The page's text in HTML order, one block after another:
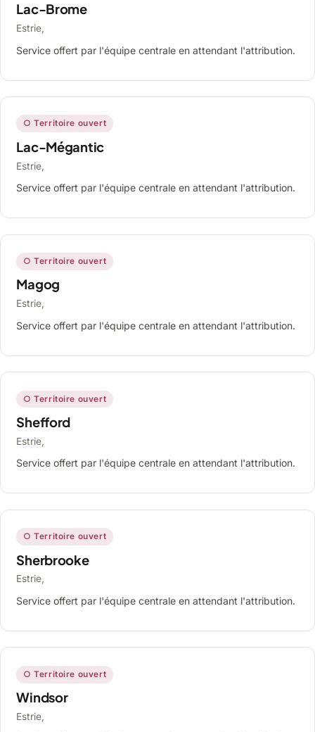
Lac-Brome
Estrie,
Service offert par l'équipe centrale en attendant l'attribution.
○ Territoire ouvert
Lac-Mégantic
Estrie,
Service offert par l'équipe centrale en attendant l'attribution.
○ Territoire ouvert
Magog
Estrie,
Service offert par l'équipe centrale en attendant l'attribution.
○ Territoire ouvert
Shefford
Estrie,
Service offert par l'équipe centrale en attendant l'attribution.
○ Territoire ouvert
Sherbrooke
Estrie,
Service offert par l'équipe centrale en attendant l'attribution.
○ Territoire ouvert
Windsor
Estrie,